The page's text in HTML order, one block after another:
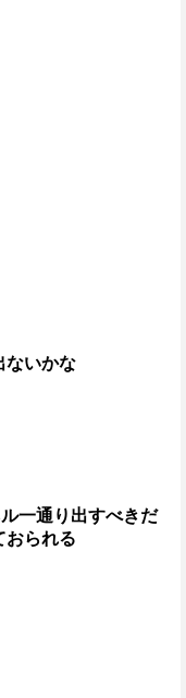
ないかな
一通り出すべきだ
おられる